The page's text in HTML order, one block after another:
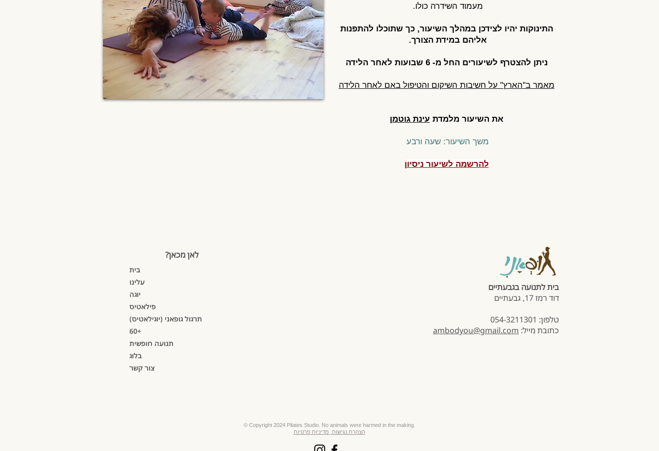
מעמוד השידרה כולו.
התינוקות יהיו לצידכן במהלך השיעור, כך שתוכלו להתפנות
אליהם במידת הצורך.
ניתן להצטרף לשיעורים החל מ- 6 שבועות לאחר הלידה
מאמר ב"הארץ" על חשיבות השיקום והטיפול באם לאחר הלידה
את השיעור מלמדת עינת גוטמן
משך השיעור: שעה ורבע
להרשמה לשיעור ניסיון
לאן מכאן?
בית
עלינו
יוגה
פילאטיס
תרגול גופאני (יוגילאטיס)
60+
תנועה חופשית
בלוג
צור קשר
בית לתנועה בגבעתיים
דוד רמז 17, גבעתיים
טלפון: 054-3211301
כתובת מייל: ambodyou@gmail.com
​© Copyright 2024 Pilates Studio. No animals were harmed in the making.
הצהרת נגישות, מדיניות פרטיות